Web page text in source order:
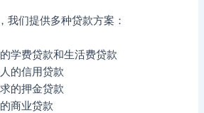
我们提供多种贷款方案：
学费贷款和生活费贷款
的信用贷款
的押金贷款
商业贷款